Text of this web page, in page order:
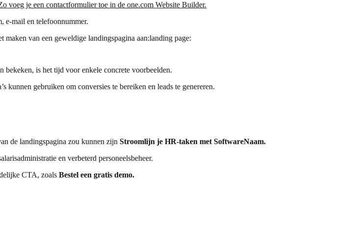
voeg je een contactformulier toe in de one.com Website Builder.
e-mail en telefoonnummer.
van een geweldige landingspagina aan:landing page:
bekeken, is het tijd voor enkele concrete voorbeelden.
kunnen gebruiken om conversies te bereiken en leads te genereren.
de landingspagina zou kunnen zijn Stroomlijn je HR-taken met SoftwareNaam.
en verbeterd personeelsbeheer.
CTA, zoals Bestel een gratis demo.